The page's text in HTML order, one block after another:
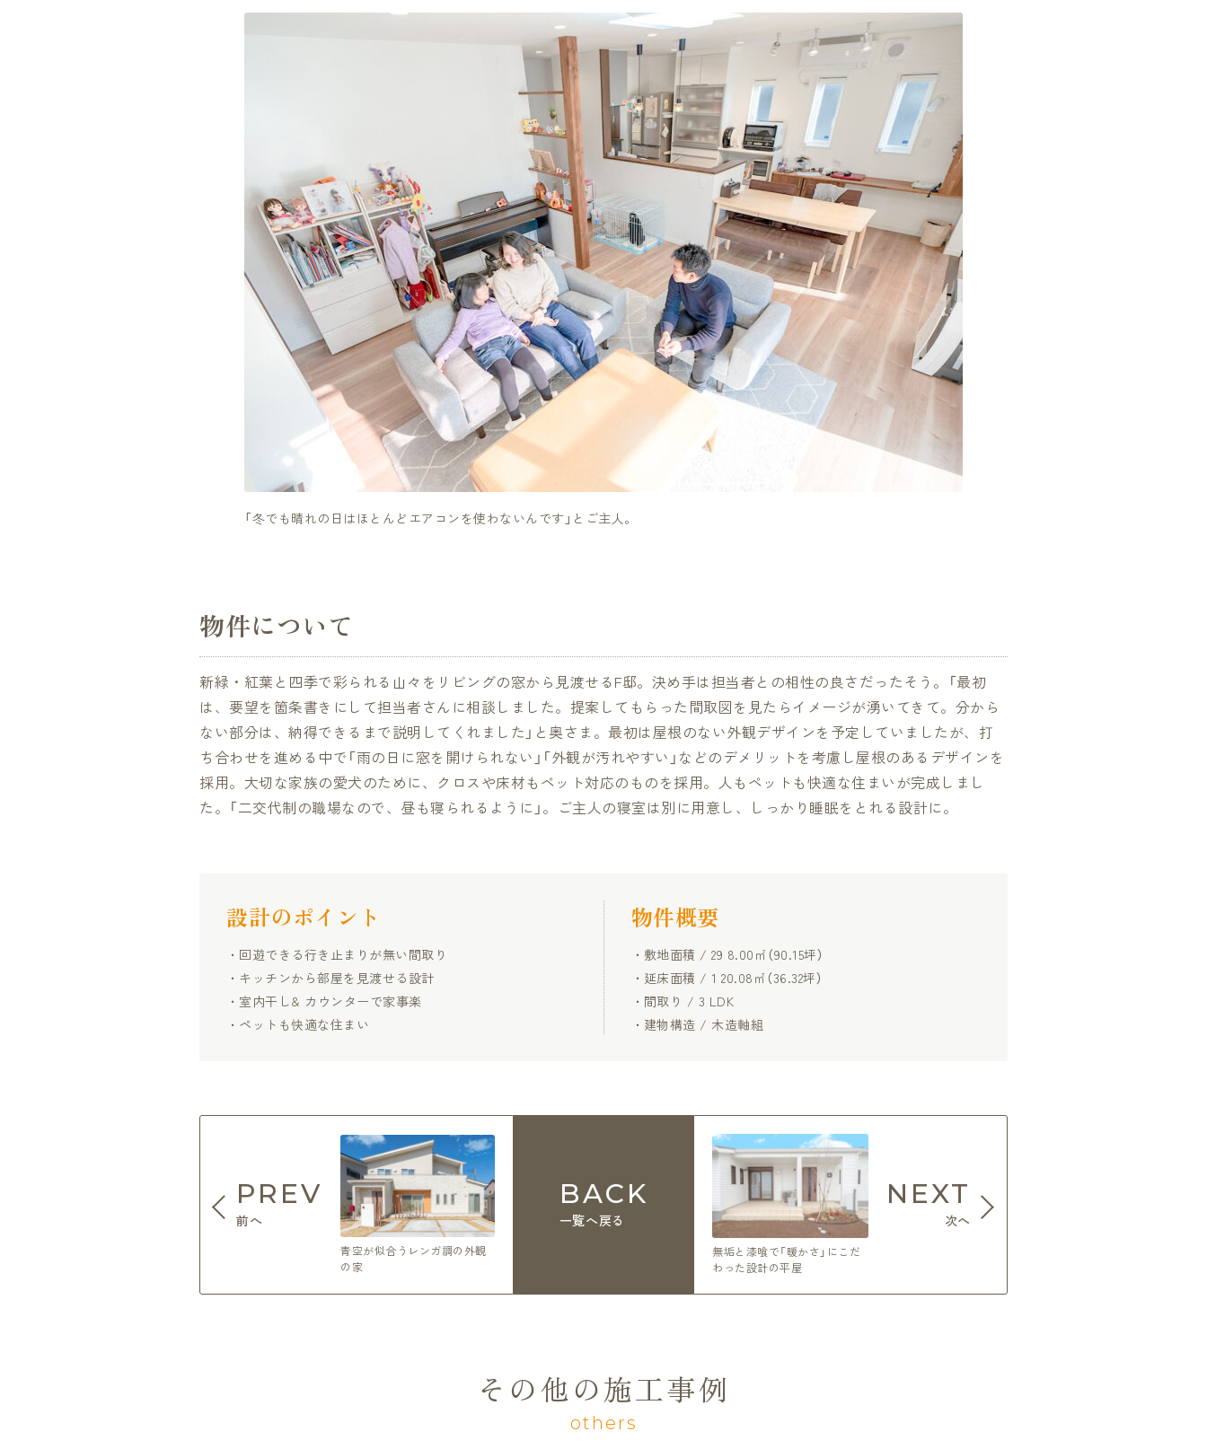
「冬でも晴れの日はほとんどエアコンを使わないんです」とご主人。
物件について
新緑・紅葉と四季で彩られる山々をリビングの窓から見渡せるF邸。決め手は担当者との相性の良さだったそう。「最初
は、要望を箇条書きにして担当者さんに相談しました。提案してもらった間取図を見たらイメージが湧いてきて。分から
ない部分は、納得できるまで説明してくれました」と奥さま。最初は屋根のない外観デザインを予定していましたが、打
ち合わせを進める中で「雨の日に窓を開けられない」「外観が汚れやすい」などのデメリットを考慮し屋根のあるデザインを
採用。大切な家族の愛犬のために、クロスや床材もペット対応のものを採用。人もペットも快適な住まいが完成しまし
た。「二交代制の職場なので、昼も寝られるように」。ご主人の寝室は別に用意し、しっかり睡眠をとれる設計に。
設計のポイント
回遊できる行き止まりが無い間取り
キッチンから部屋を見渡せる設計
室内干し& カウンターで家事楽
ペットも快適な住まい
物件概要
敷地面積 / 29 8.00㎡（90.15坪）
延床面積 / 1 20.08㎡（36.32坪）
間取り / 3 LDK
建物構造 / 木造軸組
PREV
前へ
青空が似合うレンガ調の外観
の家
BACK
一覧へ戻る
無垢と漆喰で「暖かさ」にこだ
わった設計の平屋
NEXT
次へ
その他の施工事例
others